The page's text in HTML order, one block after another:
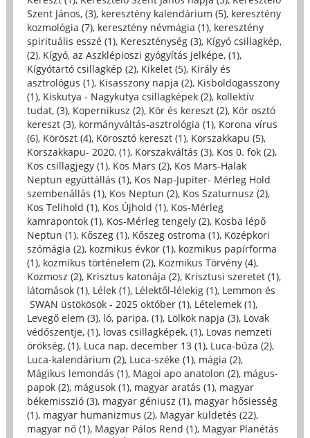
Szent János, (3), keresztény kalendárium (5), keresztény
kozmológia (7), keresztény névmágia (1), keresztény
spirituális esszé (1), Kereszténység (3), Kígyó csillagkép,
(2), Kígyó, az Aszklépioszi gyógyítás jelképe, (1),
Kígyótartó csillagkép (2), Kikelet (5), Király és
asztrológus (1), Kisasszony napja (2), Kisboldogasszony
(1), Kiskutya - Nagykutya csillagképek (2), kollektív
tudat, (3), Kopernikusz (2), Kör és kereszt (2), Kör osztó
kereszt (3), kormányváltás-asztrológia (1), Korona vírus
(6), Köröszt (4), Körosztó kereszt (1), Korszakkapu (5),
Korszakkapu- 2020, (1), Korszakváltás (3), Kos 0. fok (2),
Kos csillagjegy (1), Kos Mars (2), Kos Mars-Halak
Neptun együttállás (1), Kos Nap-Jupiter- Mérleg Hold
szembenállás (1), Kos Neptun (2), Kos Szaturnusz (2),
Kos Telihold (1), Kos Újhold (1), Kos-Mérleg
kamrapontok (1), Kos-Mérleg tengely (2), Kosba lépő
Neptun (1), Kőszeg (1), Kőszeg ostroma (1), Középkori
szómágia (2), kozmikus évkör (1), kozmikus papírforma
(1), kozmikus történelem (2), Kozmikus Törvény (4),
Kozmosz (2), Krisztus katonája (2), Krisztusi szeretet (1),
látomások (1), Lélek (1), Lélektől-lélekig (1), Lemmon és
SWAN üstökösök - 2025 október (1), Lételemek (1),
Levegő elem (3), ló, paripa, (1), Lölkök napja (3), Lovak
védőszentje, (1), lovas csillagképek, (1), Lovas nemzeti
örökség, (1), Luca nap, december 13 (1), Luca-búza (2),
Luca-kalendárium (2), Luca-széke (1), mágia (2),
Mágikus lemondás (1), Magoi apo anatolon (2), mágus-
papok (2), mágusok (1), magyar aratás (1), magyar
békemisszió (3), magyar géniusz (1), magyar hősiesség
(1), magyar humanizmus (2), Magyar küldetés (22),
magyar nő (1), Magyar Pálos Rend (1), Magyar Planétás